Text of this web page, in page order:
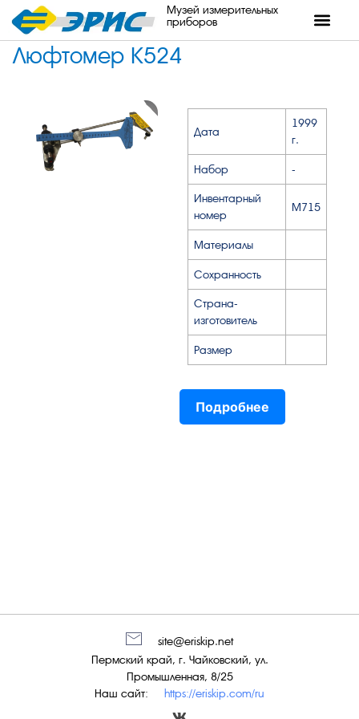
Музей измерительных
приборов
Люфтомер К524
Дата
1999
г.
Набор -
Инвентарный
номер
М715
Материалы
Сохранность
Страна-
изготовитель
Размер
Подробнее
Наш сайт: https://eriskip.com/ru
Пермский край, г. Чайковский, ул.
Промышленная, 8/25
site@eriskip.net